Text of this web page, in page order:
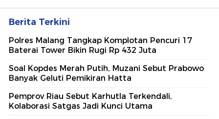
Berita Terkini
Polres Malang Tangkap Komplotan Pencuri 17
Baterai Tower Bikin Rugi Rp 432 Juta
Soal Kopdes Merah Putih, Muzani Sebut Prabowo
Banyak Geluti Pemikiran Hatta
Pemprov Riau Sebut Karhutla Terkendali,
Kolaborasi Satgas Jadi Kunci Utama